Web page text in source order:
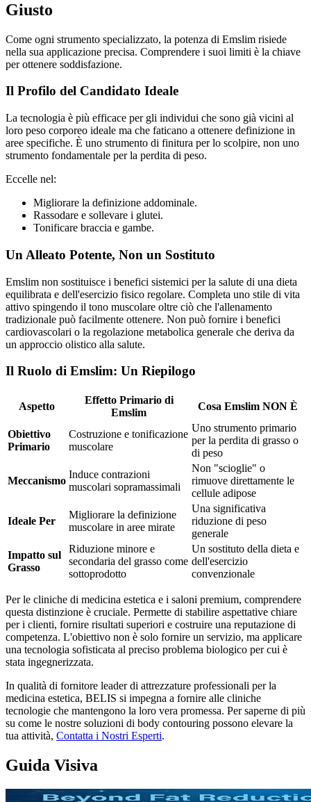
Giusto
Come ogni strumento specializzato, la potenza di Emslim risiede
nella sua applicazione precisa. Comprendere i suoi limiti è la chiave
per ottenere soddisfazione.
Il Profilo del Candidato Ideale
La tecnologia è più efficace per gli individui che sono già vicini al
loro peso corporeo ideale ma che faticano a ottenere definizione in
aree specifiche. È uno strumento di finitura per lo scolpire, non uno
strumento fondamentale per la perdita di peso.
Eccelle nel:
Migliorare la definizione addominale.
Rassodare e sollevare i glutei.
Tonificare braccia e gambe.
Un Alleato Potente, Non un Sostituto
Emslim non sostituisce i benefici sistemici per la salute di una dieta
equilibrata e dell'esercizio fisico regolare. Completa uno stile di vita
attivo spingendo il tono muscolare oltre ciò che l'allenamento
tradizionale può facilmente ottenere. Non può fornire i benefici
cardiovascolari o la regolazione metabolica generale che deriva da
un approccio olistico alla salute.
Il Ruolo di Emslim: Un Riepilogo
Aspetto
Effetto Primario di
Emslim
Cosa Emslim NON È
Obiettivo
Primario
Costruzione e tonificazione
muscolare
Uno strumento primario
per la perdita di grasso o
di peso
Meccanismo
Induce contrazioni
muscolari sopramassimali
Non "scioglie" o
rimuove direttamente le
cellule adipose
Ideale Per
Migliorare la definizione
muscolare in aree mirate
Una significativa
riduzione di peso
generale
Impatto sul
Grasso
Riduzione minore e
secondaria del grasso come
sottoprodotto
Un sostituto della dieta e
dell'esercizio
convenzionale
Per le cliniche di medicina estetica e i saloni premium, comprendere
questa distinzione è cruciale. Permette di stabilire aspettative chiare
per i clienti, fornire risultati superiori e costruire una reputazione di
competenza. L'obiettivo non è solo fornire un servizio, ma applicare
una tecnologia sofisticata al preciso problema biologico per cui è
stata ingegnerizzata.
In qualità di fornitore leader di attrezzature professionali per la
medicina estetica, BELIS si impegna a fornire alle cliniche
tecnologie che mantengono la loro vera promessa. Per saperne di più
su come le nostre soluzioni di body contouring possono elevare la
tua attività, Contatta i Nostri Esperti.
Guida Visiva